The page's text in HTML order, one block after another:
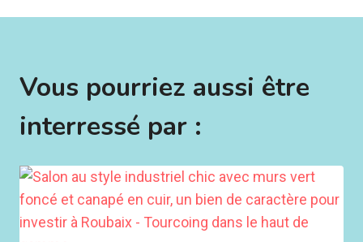
Vous pourriez aussi être
interressé par :